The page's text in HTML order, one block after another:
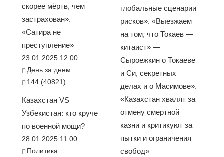
скорее мёртв, чем
застрахован».
«Сатира не
преступление»
23.01.2025 12:00
День за днем
144 (40821)
Казахстан VS
Узбекистан: кто круче
по военной мощи?
28.01.2025 11:00
Политика
глобальные сценарии
рисков». «Выезжаем
на том, что Токаев —
китаист» —
Сыроежкин о Токаеве
и Си, секретных
делах и о Масимове».
«Казахстан хвалят за
отмену смертной
казни и критикуют за
пытки и ограничения
свобод»